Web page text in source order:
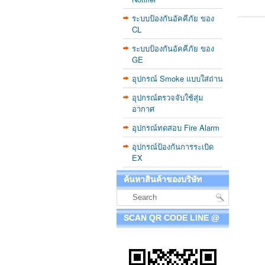
ระบบป้องกันอัคคีภัย ของ
CL
ระบบป้องกันอัคคีภัย ของ
GE
อุปกรณ์ Smoke แบบใส่ถ่าน
อุปกรณ์ตรวจจับใช้สุ่ม
อากาศ
อุปกรณ์ทดสอบ Fire Alarm
อุปกรณ์ป้องกันการระเบิด
EX
ค้นหาสินค้าของบริษัท
SCAN QR CODE LINE @